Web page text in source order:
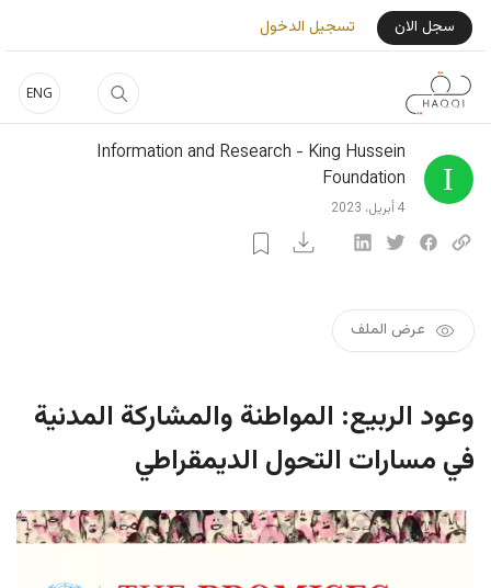
إلى المحتوى الرئيسي
ENG
User Login Menu
سجل الان تسجيل الدخول
Information and Research - King Hussein
Foundation
4 أبريل، 2023
عرض الملف
وعود الربيع: المواطنة والمشاركة المدنية
في مسارات التحول الديمقراطي